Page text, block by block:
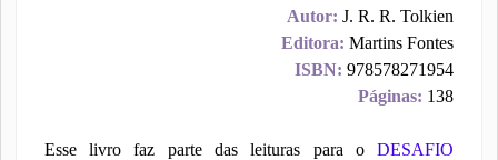
Autor: J. R. R. Tolkien
Editora:Martins Fontes
ISBN:978578271954
Páginas: 138
Esse livro faz parte das leituras para oDESAFIO